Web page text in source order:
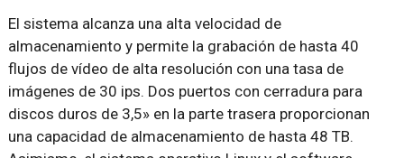
El sistema alcanza una alta velocidad de
almacenamiento y permite la grabación de hasta 40
flujos de vídeo de alta resolución con una tasa de
imágenes de 30 ips. Dos puertos con cerradura para
discos duros de 3,5» en la parte trasera proporcionan
una capacidad de almacenamiento de hasta 48 TB.